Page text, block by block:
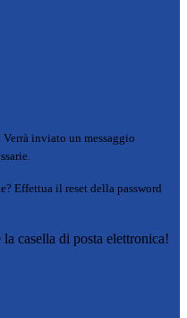
Verrà inviato un messaggio
Effettua il reset della password
casella di posta elettronica!